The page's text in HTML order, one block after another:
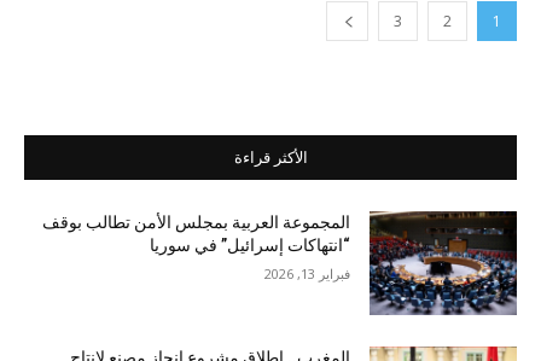
1
2
3
الأكثر قراءة
المجموعة العربية بمجلس الأمن تطالب بوقف
“انتهاكات إسرائيل” في سوريا
فبراير 13, 2026
المغرب.. إطلاق مشروع إنجاز مصنع لإنتاج